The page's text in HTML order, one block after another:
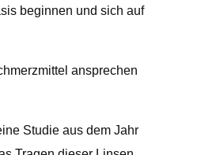
beginnen und sich auf
ansprechen
Studie aus dem Jahr